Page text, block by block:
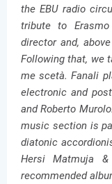
the EBU radio
tribute to
director and,
Following that, we
me scetà. Fanali
electronic and
and Roberto
music section is
diatonic
Hersi Matmuja
recommended